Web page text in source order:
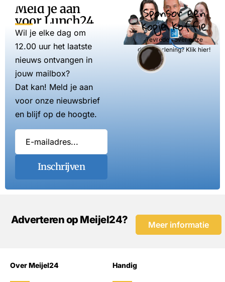
Meld je aan
voor Lunch24
Wil je elke dag om
12.00 uur het laatste
nieuws ontvangen in
jouw mailbox?
Dat kan! Meld je aan
voor onze nieuwsbrief
en blijf op de hoogte.
Inschrijven
Sponsor een
kopje koffie
Tevreden over onze
dienstverlening? Klik hier!
Adverteren op Meijel24? Meer informatie
Over Meijel24 Handig